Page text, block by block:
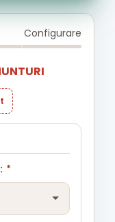
Configurare
*